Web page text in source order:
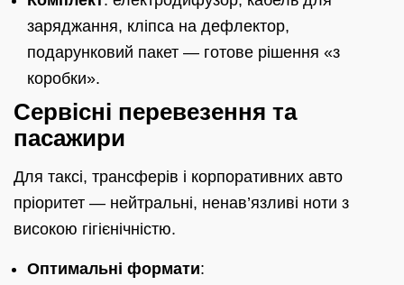
заряджання, кліпса на дефлектор,
подарунковий пакет — готове рішення «з
коробки».
Сервісні перевезення та
пасажири
Для таксі, трансферів і корпоративних авто
пріоритет — нейтральні, ненав’язливі ноти з
високою гігієнічністю.
Оптимальні формати: